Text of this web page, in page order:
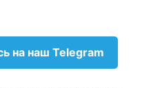
на наш Telegram